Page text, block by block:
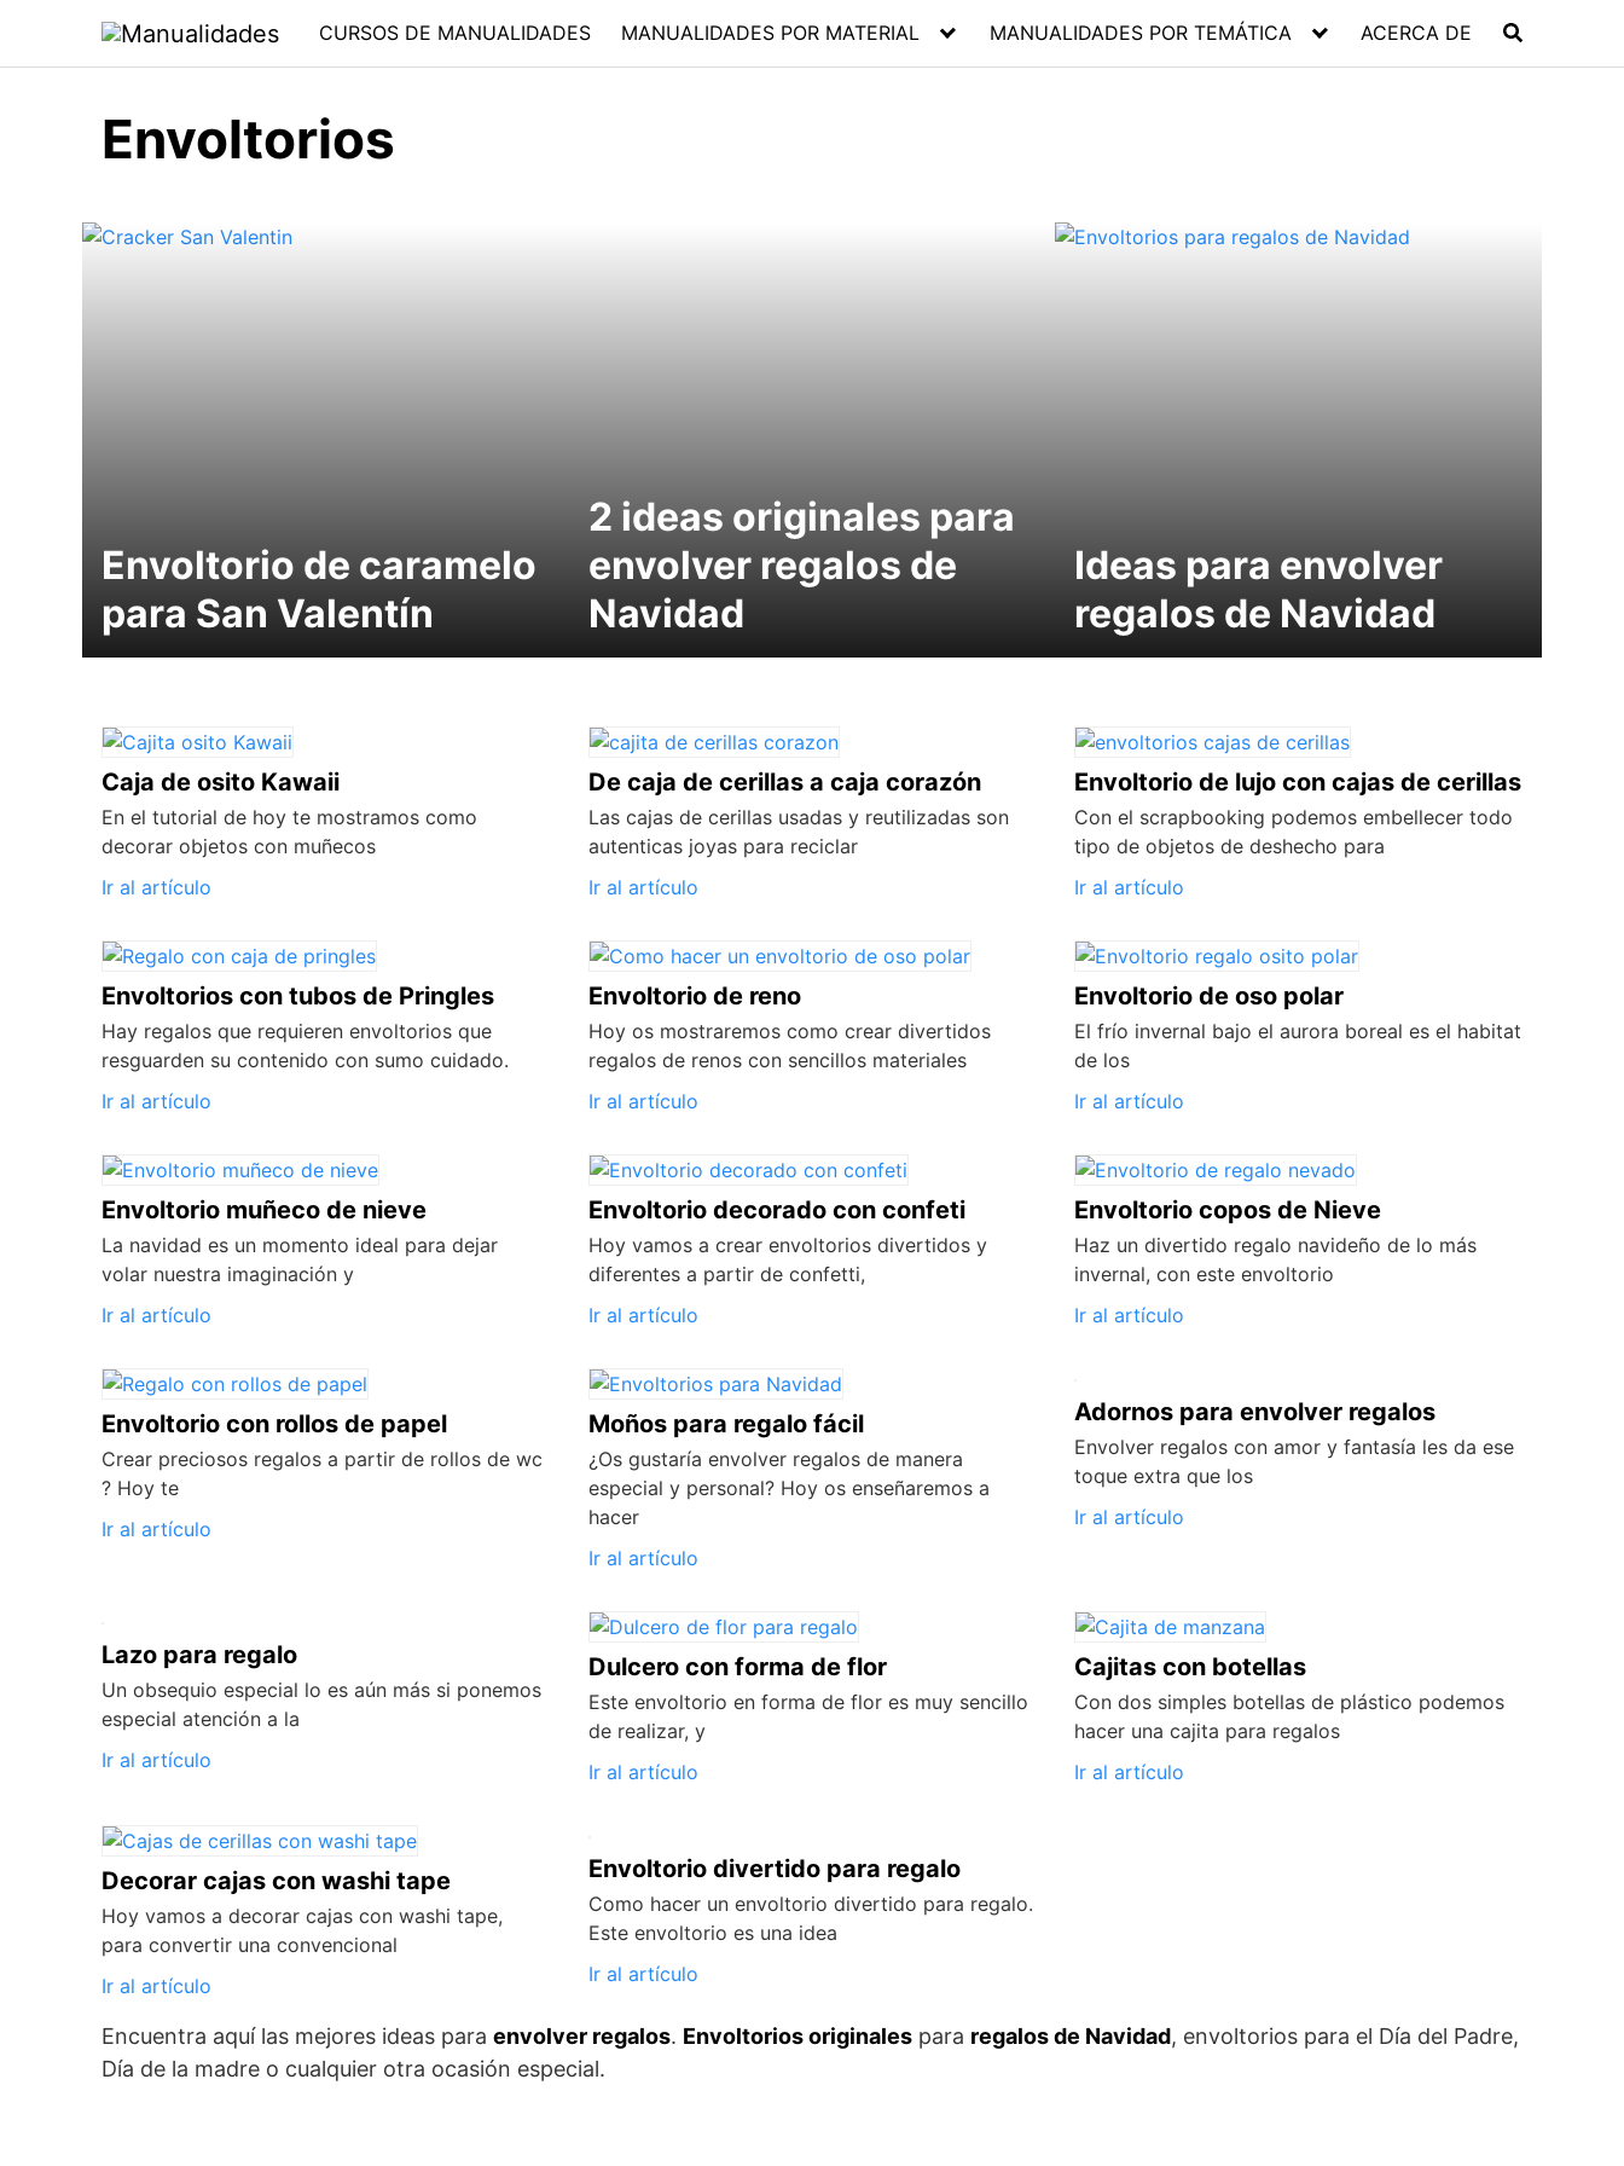
contenido
CURSOS DE MANUALIDADES MANUALIDADES POR MATERIAL MANUALIDADES POR TEMÁTICA ACERCA DE
Envoltorios
Envoltorio de caramelo
para San Valentín
2 ideas originales para
envolver regalos de
Navidad
Ideas para envolver
regalos de Navidad
Caja de osito Kawaii
En el tutorial de hoy te mostramos como
decorar objetos con muñecos
Ir al artículo
De caja de cerillas a caja corazón
Las cajas de cerillas usadas y reutilizadas son
autenticas joyas para reciclar
Ir al artículo
Envoltorio de lujo con cajas de cerillas
Con el scrapbooking podemos embellecer todo
tipo de objetos de deshecho para
Ir al artículo
Envoltorios con tubos de Pringles
Hay regalos que requieren envoltorios que
resguarden su contenido con sumo cuidado.
Ir al artículo
Envoltorio de reno
Hoy os mostraremos como crear divertidos
regalos de renos con sencillos materiales
Ir al artículo
Envoltorio de oso polar
El frío invernal bajo el aurora boreal es el habitat
de los
Ir al artículo
Envoltorio muñeco de nieve
La navidad es un momento ideal para dejar
volar nuestra imaginación y
Ir al artículo
Envoltorio decorado con confeti
Hoy vamos a crear envoltorios divertidos y
diferentes a partir de confetti,
Ir al artículo
Envoltorio copos de Nieve
Haz un divertido regalo navideño de lo más
invernal, con este envoltorio
Ir al artículo
Envoltorio con rollos de papel
Crear preciosos regalos a partir de rollos de wc
? Hoy te
Ir al artículo
Moños para regalo fácil
¿Os gustaría envolver regalos de manera
especial y personal? Hoy os enseñaremos a
hacer
Ir al artículo
Adornos para envolver regalos
Envolver regalos con amor y fantasía les da ese
toque extra que los
Ir al artículo
Lazo para regalo
Un obsequio especial lo es aún más si ponemos
especial atención a la
Ir al artículo
Dulcero con forma de flor
Este envoltorio en forma de flor es muy sencillo
de realizar, y
Ir al artículo
Cajitas con botellas
Con dos simples botellas de plástico podemos
hacer una cajita para regalos
Ir al artículo
Decorar cajas con washi tape
Hoy vamos a decorar cajas con washi tape,
para convertir una convencional
Ir al artículo
Envoltorio divertido para regalo
Como hacer un envoltorio divertido para regalo.
Este envoltorio es una idea
Ir al artículo
Encuentra aquí las mejores ideas para envolver regalos. Envoltorios originales para regalos de Navidad, envoltorios para el Día del Padre,
Día de la madre o cualquier otra ocasión especial.